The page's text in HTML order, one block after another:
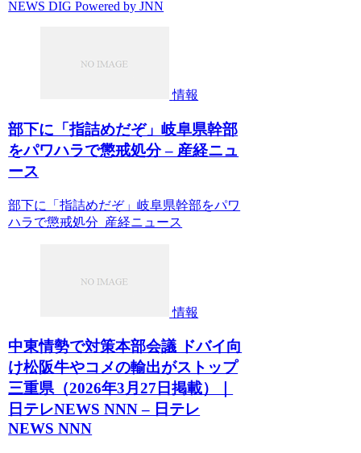
NEWS DIG Powered by JNN
情報
部下に「指詰めだぞ」岐阜県幹部
をパワハラで懲戒処分 – 産経ニュ
ース
部下に「指詰めだぞ」岐阜県幹部をパワ
ハラで懲戒処分 産経ニュース
情報
中東情勢で対策本部会議 ドバイ向
け松阪牛やコメの輸出がストップ
三重県（2026年3月27日掲載）｜
日テレNEWS NNN – 日テレ
NEWS NNN